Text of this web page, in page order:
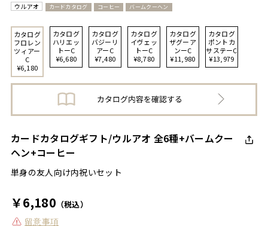
ウルアオ カードカタログ コーヒー バームクーヘン
カタログ
フロレン
ツィアー
C
¥6,180
カタログ
ハリエッ
トーC
¥6,680
カタログ
バジーリ
アーC
¥7,480
カタログ
イヴェッ
トーC
¥8,780
カタログ
ザグーア
ンーC
¥11,980
カタログ
ポントカ
サステーC
¥13,979
カードカタログギフト/ウルアオ 全6種+バームクー
ヘン+コーヒー
単身の友人向け内祝いセット
￥6,180 （税込）
留意事項